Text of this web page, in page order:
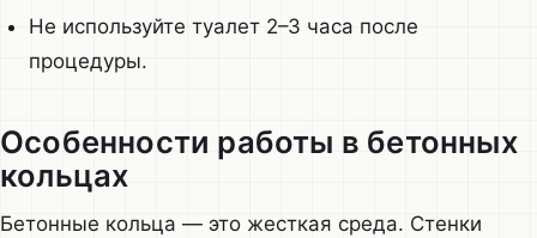
Не используйте туалет 2–3 часа после
процедуры.
Особенности работы в бетонных
кольцах
Бетонные кольца — это жесткая среда. Стенки